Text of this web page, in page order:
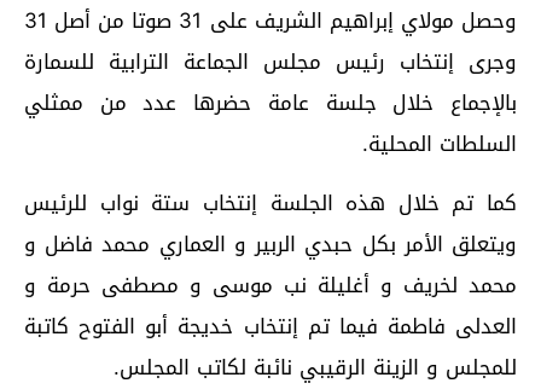
وحصل مولاي إبراهيم الشريف على 31 صوتا من أصل 31
وجرى إنتخاب رئيس مجلس الجماعة الترابية للسمارة
بالإجماع خلال جلسة عامة حضرها عدد من ممثلي
السلطات المحلية.
كما تم خلال هذه الجلسة إنتخاب ستة نواب للرئيس
ويتعلق الأمر بكل حبدي الربير و العماري محمد فاضل و
محمد لخريف و أغليلة نب موسى و مصطفى حرمة و
العدلى فاطمة فيما تم إنتخاب خديجة أبو الفتوح كاتبة
للمجلس و الزينة الرقيبي نائبة لكاتب المجلس.